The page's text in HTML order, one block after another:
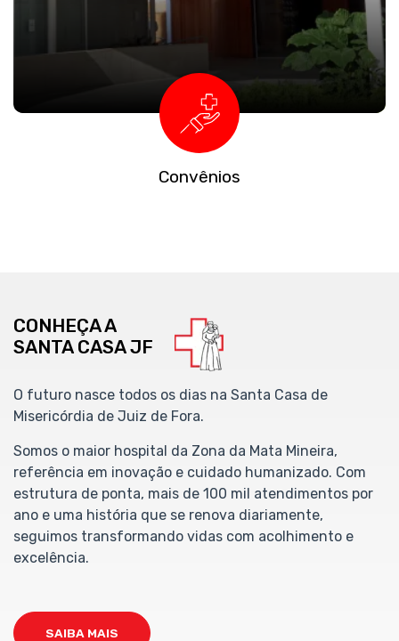
Convênios
CONHEÇA A
SANTA CASA JF
O futuro nasce todos os dias na Santa Casa de
Misericórdia de Juiz de Fora.
Somos o maior hospital da Zona da Mata Mineira,
referência em inovação e cuidado humanizado. Com
estrutura de ponta, mais de 100 mil atendimentos por
ano e uma história que se renova diariamente,
seguimos transformando vidas com acolhimento e
excelência.
SAIBA MAIS